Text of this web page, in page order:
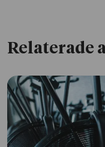
Relaterade